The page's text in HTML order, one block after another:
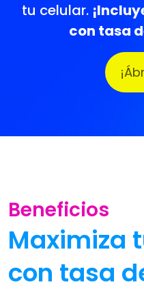
tu celular.
con tasa
Beneficios
Maximiza
con tasa